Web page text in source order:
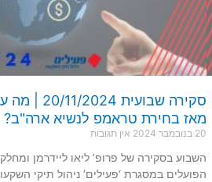
סקירה
מאז בחירת טראמפ לנשיא ארה"ב?
20 בנובמבר 2024 אין תגובות
השבוע בסקירה של פרופ’ ליאו ליידרמן
הפועלים במסגרת ‘פעילים’ ניהול תיקי